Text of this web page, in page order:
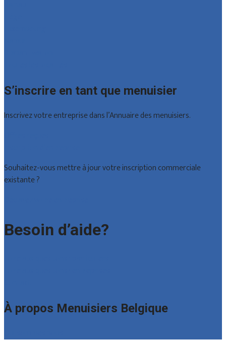
S’inscrire en tant que menuisier
Inscrivez votre entreprise dans l’Annuaire des menuisiers.
Souhaitez-vous mettre à jour votre inscription commerciale
existante ?
Besoin d’aide?
À propos Menuisiers Belgique